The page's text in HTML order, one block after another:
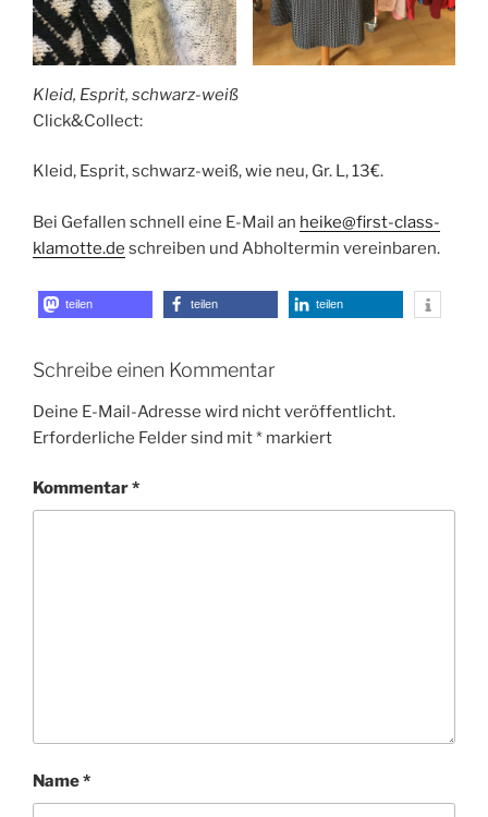
Kleid, Esprit, schwarz-weiß
Click&Collect:
Kleid, Esprit, schwarz-weiß, wie neu, Gr. L, 13€.
Bei Gefallen schnell eine E-Mail an heike@first-class-
klamotte.de schreiben und Abholtermin vereinbaren.
teilen teilen teilen
Schreibe einen Kommentar
Deine E-Mail-Adresse wird nicht veröffentlicht.
Erforderliche Felder sind mit* markiert
Kommentar*
Name*